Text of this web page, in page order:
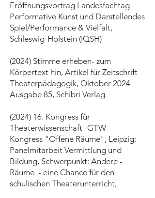
Eröffnungsvortrag Landesfachtag
Performative Kunst und Darstellendes
Spiel/Performance & Vielfalt,
Schleswig-Holstein (IQSH)
(2024) Stimme erheben- zum
Körpertext hin, Artikel für Zeitschrift
Theaterpädagogik, Oktober 2024
Ausgabe 85, Schibri Verlag
(2024) 16. Kongress für
Theaterwissenschaft- GTW –
Kongress "Offene Räume", Leipzig:
Panelmitarbeit Vermittlung und
Bildung, Schwerpunkt: Andere -
Räume - eine Chance für den
schulischen Theaterunterricht,